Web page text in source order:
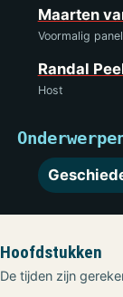
Maarten
Voormalig
Randal
Host
Hoofdstukken
De tijden zijn